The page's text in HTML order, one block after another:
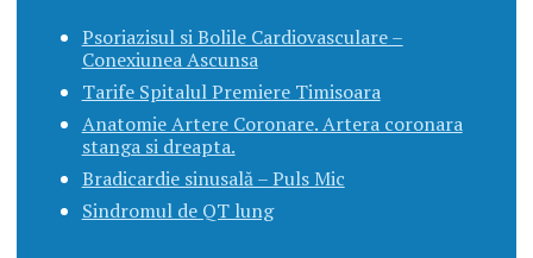
Psoriazisul si Bolile Cardiovasculare –
Conexiunea Ascunsa
Tarife Spitalul Premiere Timisoara
Anatomie Artere Coronare. Artera coronara
stanga si dreapta.
Bradicardie sinusală – Puls Mic
Sindromul de QT lung